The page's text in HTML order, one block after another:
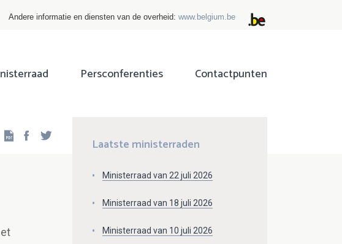
Andere informatie en diensten van de overheid: www.belgium.be
Persconferenties Contactpunten
Facebook
Laatste ministerraden
Ministerraad van 22 juli 2026
Ministerraad van 18 juli 2026
Ministerraad van 10 juli 2026